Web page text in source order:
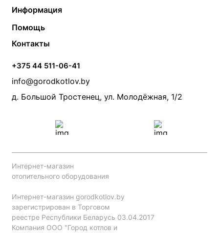
Твердотопливные котлы
Электрические котлы
Банные печи
Камины и печи
Теплый пол
Радиаторы
Насосы
Дымоходы
Информация
Контакты
Статьи
Акции
Производители
Помощь
Монтаж систем отопления
Прайс по монтажу систем отопления
Проект систем отопления
Контакты
+375 44 511-06-41
info@gorodkotlov.by
д. Большой Тростенец, ул. Молодёжная, 1/2
Интернет-магазин
отопительного оборудования
Интернет-магазин gorodkotlov.by
зарегистрирован в Торговом
реестре Республики Беларусь 03.04.2017
Компания ООО "Город котлов и